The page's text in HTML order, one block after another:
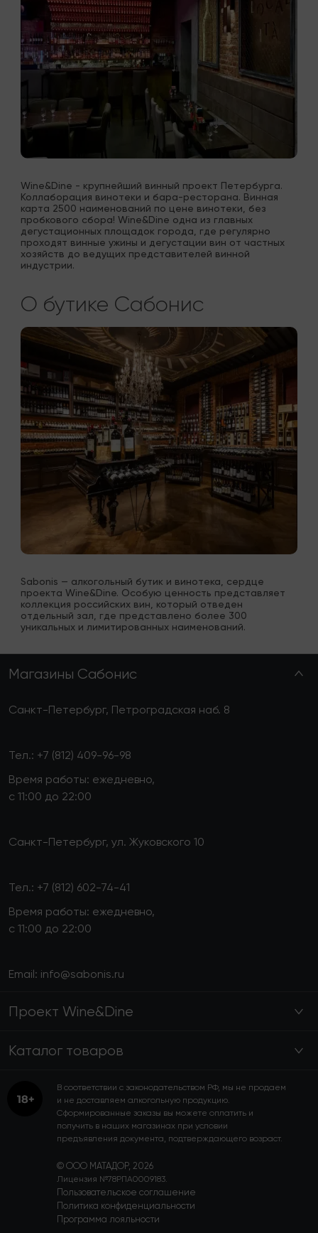
Wine&Dine - крупнейший винный проект Петербурга.
Коллаборация винотеки и бара-ресторана. Винная
карта 2500 наименований по цене винотеки, без
пробкового сбора! Wine&Dine одна из главных
дегустационных площадок города, где регулярно
проходят винные ужины и дегустации вин от частных
хозяйств до ведущих представителей винной
индустрии.
О бутике Сабонис
Sabonis — алкогольный бутик и винотека, сердце
проекта Wine&Dine. Особую ценность представляет
коллекция российских вин, который отведен
отдельный зал, где представлено более 300
уникальных и лимитированных наименований.
Магазины Сабонис
Санкт-Петербург, Петроградская наб. 8
Тел.: +7 (812) 409-96-98
Время работы: ежедневно,
с 11:00 до 22:00
Санкт-Петербург, ул. Жуковского 10
Тел.: +7 (812) 602-74-41
Время работы: ежедневно,
с 11:00 до 22:00
Email: info@sabonis.ru
Проект Wine&Dine
Каталог товаров
© ООО МАТАДОР, 2026
Лицензия №78РПА0009183.
Пользовательское соглашение
Политика конфиденциальности
Программа лояльности
В соответствии с законодательством РФ, мы не продаем
и не доставляем алкогольную продукцию.
Сформированные заказы вы можете оплатить и
получить в наших магазинах при условии
предъявления документа, подтверждающего возраст.